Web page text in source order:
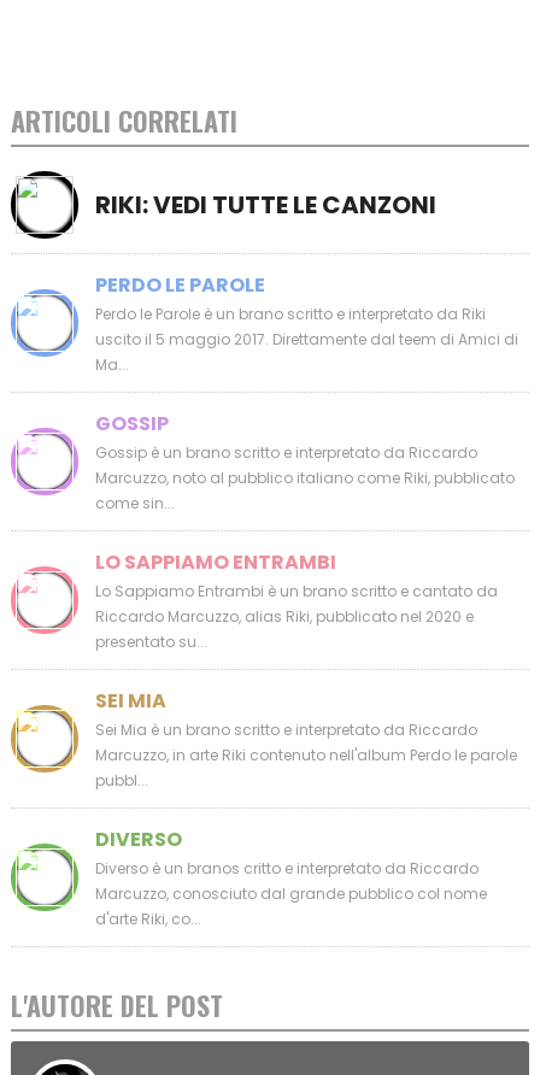
ARTICOLI CORRELATI
RIKI: VEDI TUTTE LE CANZONI
PERDO LE PAROLE
Perdo le Parole è un brano scritto e interpretato da Riki
uscito il 5 maggio 2017. Direttamente dal teem di Amici di
Ma...
GOSSIP
Gossip è un brano scritto e interpretato da Riccardo
Marcuzzo, noto al pubblico italiano come Riki, pubblicato
come sin...
LO SAPPIAMO ENTRAMBI
Lo Sappiamo Entrambi è un brano scritto e cantato da
Riccardo Marcuzzo, alias Riki, pubblicato nel 2020 e
presentato su...
SEI MIA
Sei Mia è un brano scritto e interpretato da Riccardo
Marcuzzo, in arte Riki contenuto nell'album Perdo le parole
pubbl...
DIVERSO
Diverso è un branos critto e interpretato da Riccardo
Marcuzzo, conosciuto dal grande pubblico col nome
d'arte Riki, co...
L'AUTORE DEL POST